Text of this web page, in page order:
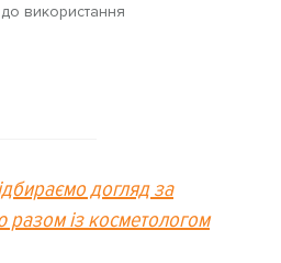
використання
догляд за
разом із косметологом